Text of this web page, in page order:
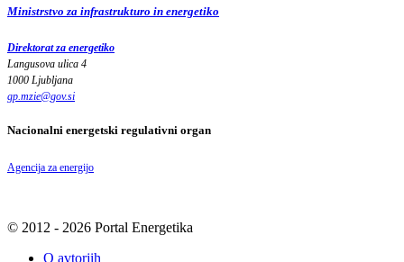
Ministrstvo za infrastrukturo in energetiko
Direktorat za energetiko
Langusova ulica 4
1000 Ljubljana
gp.mzie@gov.si
Nacionalni energetski regulativni organ
Agencija za energijo
© 2012 - 2026 Portal Energetika
O avtorjih